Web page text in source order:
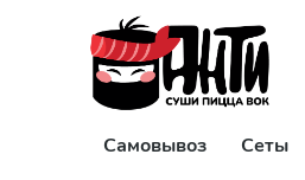
Самовывоз Сеты